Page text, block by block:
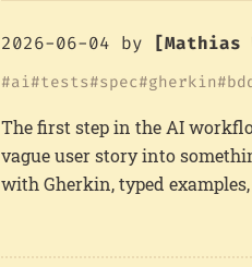
2026-06-04 by [Mathias
ai tests spec gherkin
The first step in the AI
vague user story into
with Gherkin, typed